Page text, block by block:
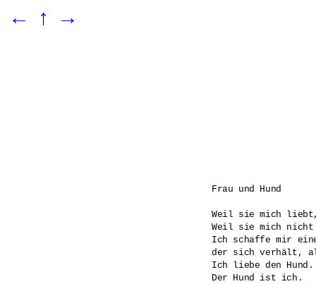
← ↑ →
Frau und Hund
Weil sie mich
Weil sie mich
Ich schaffe mir
der sich verhält,
Ich liebe den Hund.
Der Hund ist ich.